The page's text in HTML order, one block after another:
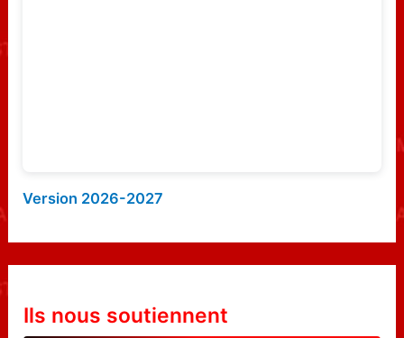
Version 2026-2027
Ils nous soutiennent